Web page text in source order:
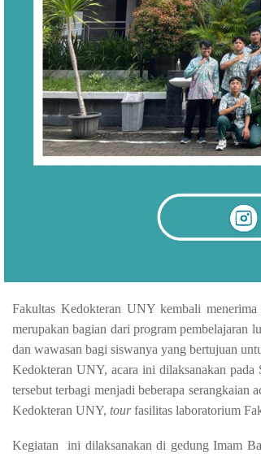
Fakultas Kedokteran UNY kembali
merupakan bagian dari program pembelajaran
dan wawasan bagi siswanya yang bertujuan
Kedokteran UNY, acara ini dilaksanakan pada
tersebut terbagi menjadi beberapa
Kedokteran UNY, tourfasilitas laboratorium
Kegiatan ini dilaksanakan di gedung Imam